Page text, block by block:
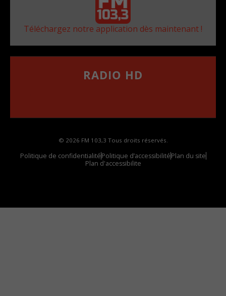
Téléchargez notre application dès maintenant !
RADIO HD
© 2026 FM 103,3 Tous droits réservés.
Politique de confidentialitéPolitique d’accessibilitéPlan du site
Plan d'accessibilite